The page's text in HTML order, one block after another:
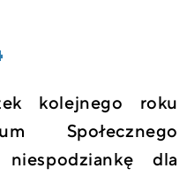
kolejnego roku
Społecznego
dla